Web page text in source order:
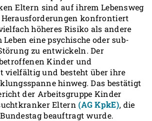
Eltern sind auf ihrem Lebensweg
konfrontiert
höheres Risiko als andere
eine psychische oder sub­
zu entwickeln. Der
Kinder und
vielfältig und besteht über ihre
hinweg. Das bestätigt
der Arbeitsgruppe Kinder
Eltern(AG KpkE), die
beauftragt wurde.